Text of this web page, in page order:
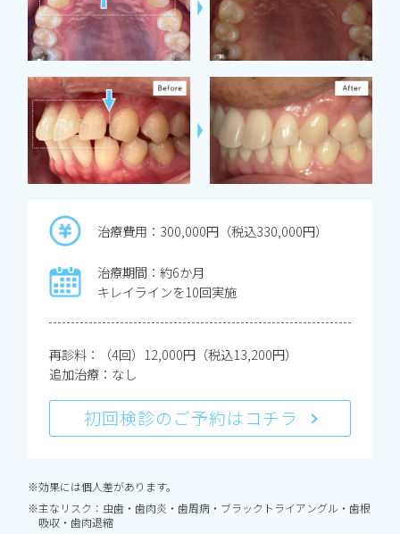
治療費用：300,000円（税込330,000円）
治療期間：約6か月
キレイラインを10回実施
再診料：（4回）12,000円（税込13,200円）
追加治療：なし
初回検診のご予約はコチラ
※効果には個人差があります。
※主なリスク：虫歯・歯肉炎・歯周病・ブラックトライアングル・歯根
吸収・歯肉退縮